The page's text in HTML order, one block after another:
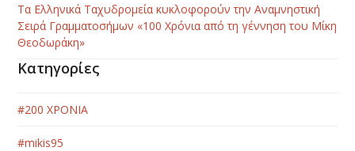
Τα Ελληνικά Ταχυδρομεία κυκλοφορούν την Αναμνηστική
Σειρά Γραμματοσήμων «100 Χρόνια από τη γέννηση του Μίκη
Θεοδωράκη»
Κατηγορίες
#200 ΧΡΟΝΙΑ
#mikis95